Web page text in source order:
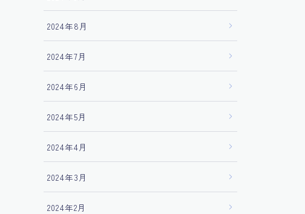
2024年8月
2024年7月
2024年6月
2024年5月
2024年4月
2024年3月
2024年2月